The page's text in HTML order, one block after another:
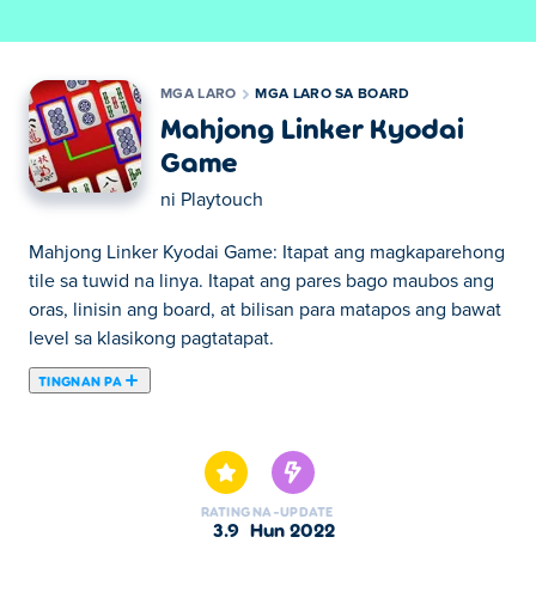
MGA LARO MGA LARO SA BOARD
Mahjong Linker Kyodai
Game
ni Playtouch
Mahjong Linker Kyodai Game: Itapat ang magkaparehong
tile sa tuwid na linya. Itapat ang pares bago maubos ang
oras, linisin ang board, at bilisan para matapos ang bawat
level sa klasikong pagtatapat.
TINGNAN PA
napiling Mga Laro sa Board.
RATING
3.9
NA-UPDATE
Hun 2022